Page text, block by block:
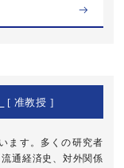
[ 准教授 ]
ます。多くの研究者
通経済史、対外関係